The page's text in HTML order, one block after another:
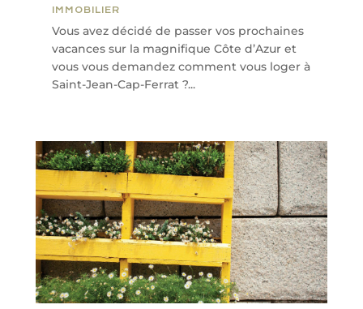
IMMOBILIER
Vous avez décidé de passer vos prochaines
vacances sur la magnifique Côte d’Azur et
vous vous demandez comment vous loger à
Saint-Jean-Cap-Ferrat ?...